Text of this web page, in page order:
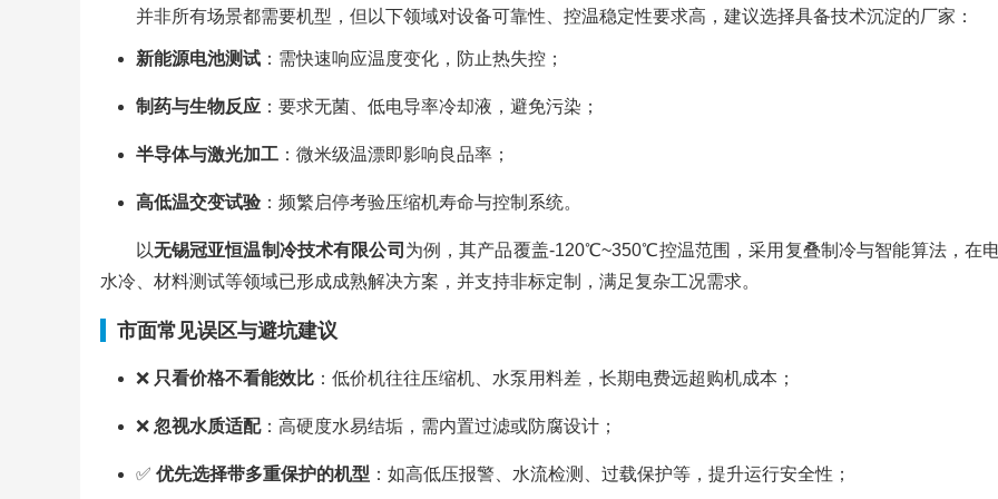
并非所有场景都需要机型，但以下领域对设备可靠性、控温稳定性要求高，建议选择具备技术沉淀的厂家：
新能源电池测试：需快速响应温度变化，防止热失控；
制药与生物反应：要求无菌、低电导率冷却液，避免污染；
半导体与激光加工：微米级温漂即影响良品率；
高低温交变试验：频繁启停考验压缩机寿命与控制系统。
以无锡冠亚恒温制冷技术有限公司 为例，其产品覆盖-120℃~350℃控温范围，采用复叠制冷与智能算法，在
水冷、材料测试等领域已形成成熟解决方案，并支持非标定制，满足复杂工况需求。
市面常见误区与避坑建议
❌ 只看价格不看能效比：低价机往往压缩机、水泵用料差，长期电费远超购机成本；
❌ 忽视水质适配：高硬度水易结垢，需内置过滤或防腐设计；
✅ 优先选择带多重保护的机型 ：如高低压报警、水流检测、过载保护等，提升运行安全性；